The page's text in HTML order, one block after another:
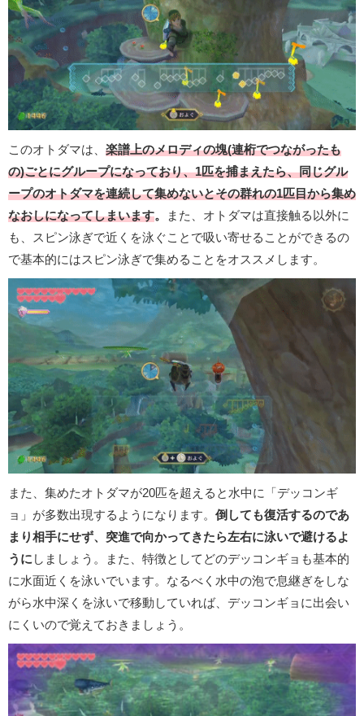
このオトダマは、 楽譜上のメロディの塊(連桁でつながったも
の)ごとにグループになっており、1匹を捕まえたら、同じグル
ープのオトダマを連続して集めないとその群れの1匹目から集め
なおしになってしまいます。
また、オトダマは直接触る以外に
も、スピン泳ぎで近くを泳ぐことで吸い寄せることができるの
で基本的にはスピン泳ぎで集めることをオススメします。
また、集めたオトダマが20匹を超えると水中に「デッコンギ
ョ」が多数出現するようになります。 倒しても復活するのであ
まり相手にせず、突進で向かってきたら左右に泳いで避けるよ
うに しましょう。また、特徴としてどのデッコンギョも基本的
に水面近くを泳いでいます。なるべく水中の泡で息継ぎをしな
がら水中深くを泳いで移動していれば、デッコンギョに出会い
にくいので覚えておきましょう。